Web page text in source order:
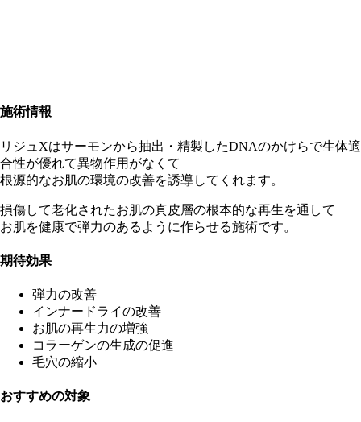
施術情報
リジュXはサーモンから抽出・精製したDNAのかけらで生体適
合性が優れて異物作用がなくて
根源的なお肌の環境の改善を誘導してくれます。
損傷して老化されたお肌の真皮層の根本的な再生を通して
お肌を健康で弾力のあるように作らせる施術です。
期待効果
弾力の改善
インナードライの改善
お肌の再生力の増強
コラーゲンの生成の促進
毛穴の縮小
おすすめの対象